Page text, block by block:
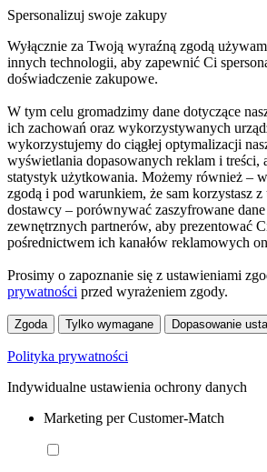
Spersonalizuj swoje zakupy
Wyłącznie za Twoją wyraźną zgodą
innych technologii, aby zapewnić Ci
doświadczenie zakupowe.
W tym celu gromadzimy dane dotyczące
ich zachowań oraz wykorzystywanych
wykorzystujemy do ciągłej optymalizacji
wyświetlania dopasowanych reklam i treści,
statystyk użytkowania. Możemy również –
zgodą i pod warunkiem, że sam korzystasz z
dostawcy – porównywać zaszyfrowane
zewnętrznych partnerów, aby prezentować
pośrednictwem ich kanałów reklamowych
Prosimy o zapoznanie się z ustawieniami
prywatności przed wyrażeniem zgody.
Zgoda Tylko wymagane Dopasowanie
Polityka prywatności
Indywidualne ustawienia ochrony danych
Marketing per Customer-Match